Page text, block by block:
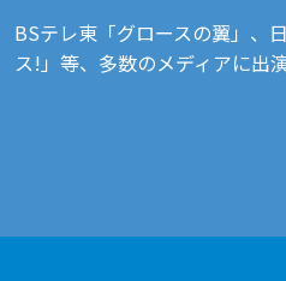
BSテレ東「グロースの翼」、
ス!」等、多数のメディアに出演